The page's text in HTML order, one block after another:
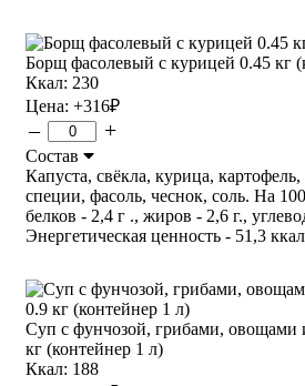
Борщ фасолевый с курицей 0.45 кг
Ккал: 230
Цена: +316₽
– +
Состав
Капуста, свёкла, курица,
специи, фасоль, чеснок, соль. На
белков - 2,4 г ., жиров - 2,6 г.,
Энергетическая ценность - 51,3
Суп с фунчозой, грибами, овощами
кг (контейнер 1 л)
Ккал: 188